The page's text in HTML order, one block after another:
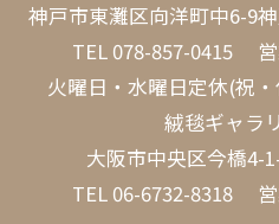
神戸市東灘区向洋町中6-9
TEL 078-857-0415 営
火曜日・水曜日定休(祝
絨毯ギャラ
大阪市中央区今橋4-
TEL 06-6732-8318 営